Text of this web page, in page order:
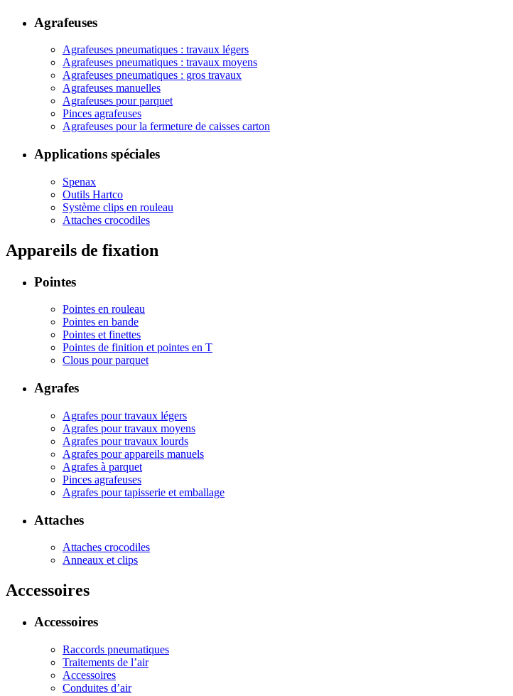
Agrafeuses
Agrafeuses pneumatiques : travaux légers
Agrafeuses pneumatiques : travaux moyens
Agrafeuses pneumatiques : gros travaux
Agrafeuses manuelles
Agrafeuses pour parquet
Pinces agrafeuses
Agrafeuses pour la fermeture de caisses carton
Applications spéciales
Spenax
Outils Hartco
Système clips en rouleau
Attaches crocodiles
Appareils de fixation
Pointes
Pointes en rouleau
Pointes en bande
Pointes et finettes
Pointes de finition et pointes en T
Clous pour parquet
Agrafes
Agrafes pour travaux légers
Agrafes pour travaux moyens
Agrafes pour travaux lourds
Agrafes pour appareils manuels
Agrafes à parquet
Pinces agrafeuses
Agrafes pour tapisserie et emballage
Attaches
Attaches crocodiles
Anneaux et clips
Accessoires
Accessoires
Raccords pneumatiques
Traitements de l’air
Accessoires
Conduites d’air